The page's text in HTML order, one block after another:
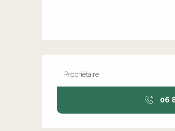
Propriétaire
06